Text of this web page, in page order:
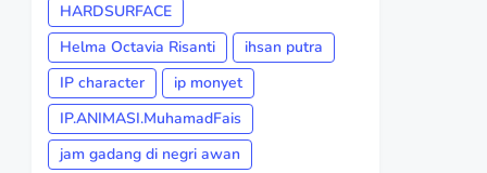
HARDSURFACE
Helma Octavia Risanti
ihsan putra
IP character
ip monyet
IP.ANIMASI.MuhamadFais
jam gadang di negri awan